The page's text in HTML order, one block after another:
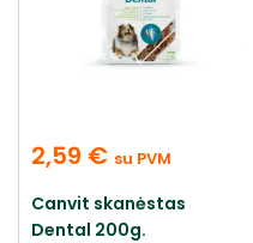
2,59 € su PVM
Canvit skanėstas
Dental 200g.